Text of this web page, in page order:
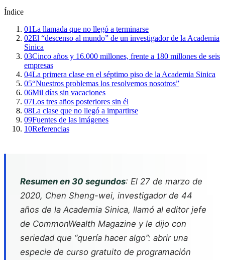
Índice
01La llamada que no llegó a terminarse
02El “descenso al mundo” de un investigador de la Academia
Sinica
03Cinco años y 16.000 millones, frente a 180 millones de seis
empresas
04La primera clase en el séptimo piso de la Academia Sinica
05“Nuestros problemas los resolvemos nosotros”
06Mil días sin vacaciones
07Los tres años posteriores sin él
08La clase que no llegó a impartirse
09Fuentes de las imágenes
10Referencias
Resumen en 30 segundos: El 27 de marzo de
2020, Chen Sheng-wei, investigador de 44
años de la Academia Sinica, llamó al editor jefe
de CommonWealth Magazine y le dijo con
seriedad que “quería hacer algo”: abrir una
especie de curso gratuito de programación